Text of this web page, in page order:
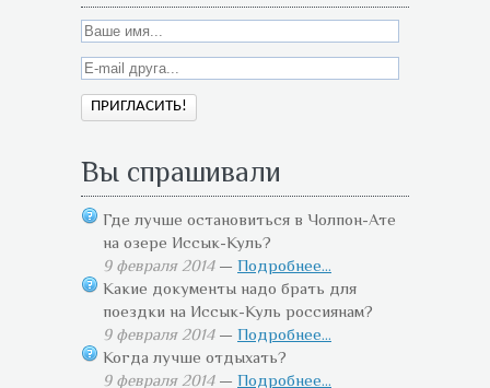
Вы спрашивали
Где лучше остановиться в Чолпон-Ате
на озере Иссык-Куль?
9 февраля 2014— Подробнее...
Какие документы надо брать для
поездки на Иссык-Куль россиянам?
9 февраля 2014— Подробнее...
Когда лучше отдыхать?
9 февраля 2014— Подробнее...